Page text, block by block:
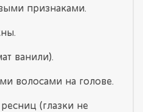
признаками.
ванили).
волосами на голове.
(глазки не